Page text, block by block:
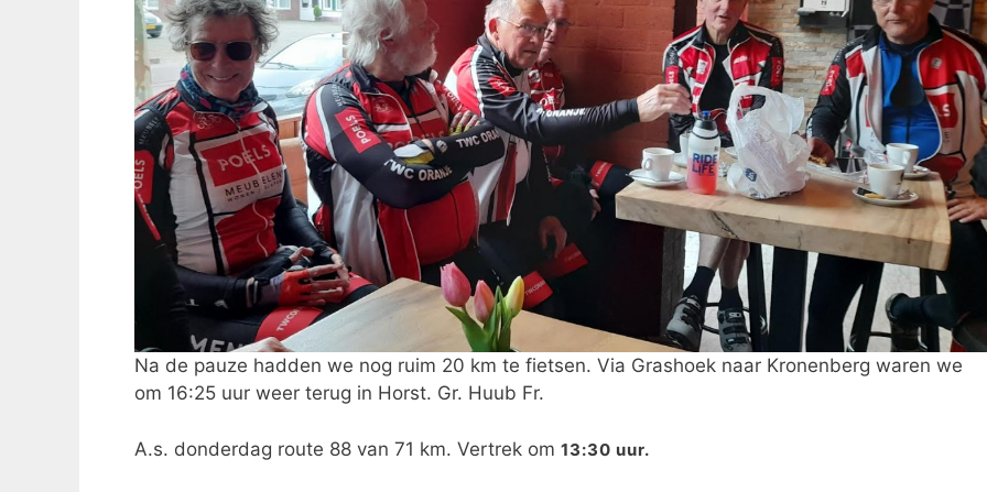
Na de pauze hadden we nog ruim 20 km te fietsen. Via Grashoek naar Kronenberg waren we
om 16:25 uur weer terug in Horst. Gr. Huub Fr.
A.s. donderdag route 88 van 71 km. Vertrek om 13:30 uur.